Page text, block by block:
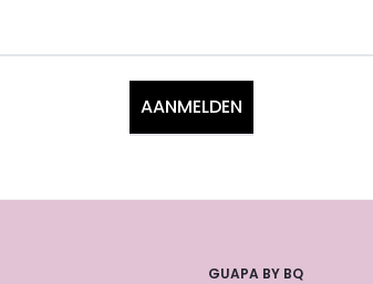
GUAPA BY BQ